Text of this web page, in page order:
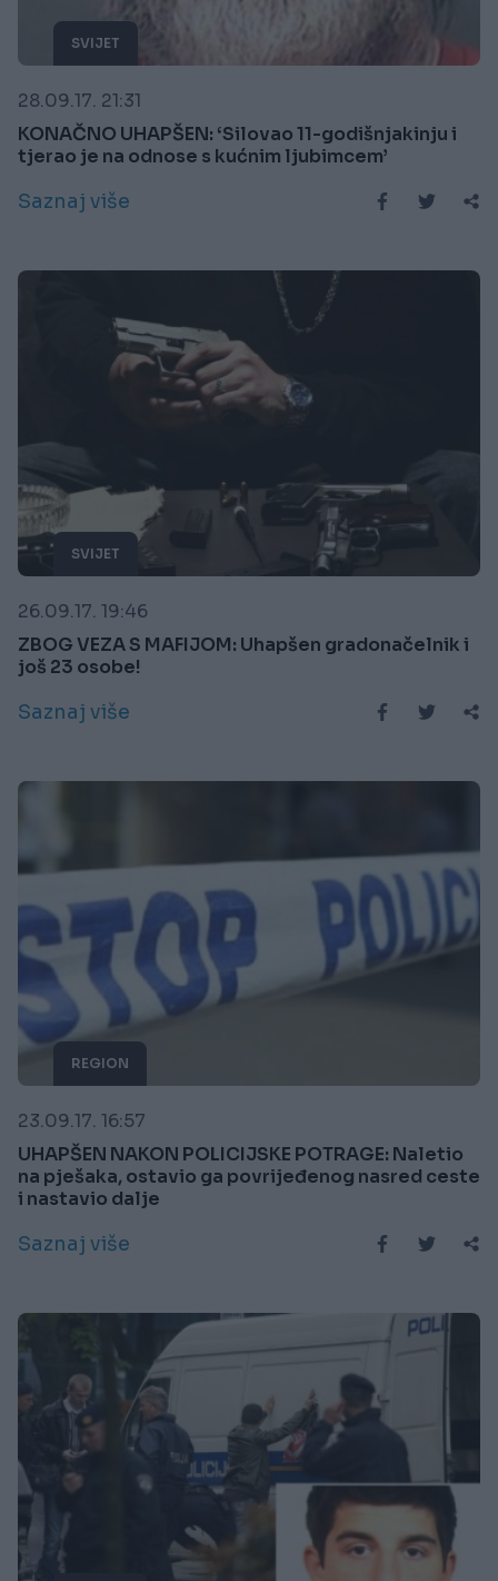
SVIJET
28.09.17. 21:31
KONAČNO UHAPŠEN: ‘Silovao 11-godišnjakinju i
tjerao je na odnose s kućnim ljubimcem’
Saznaj više
SVIJET
26.09.17. 19:46
ZBOG VEZA S MAFIJOM: Uhapšen gradonačelnik i
još 23 osobe!
Saznaj više
REGION
23.09.17. 16:57
UHAPŠEN NAKON POLICIJSKE POTRAGE: Naletio
na pješaka, ostavio ga povrijeđenog nasred ceste
i nastavio dalje
Saznaj više